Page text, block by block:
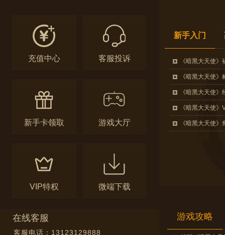
充值中心 客服投诉
新手卡领取 游戏大厅
VIP特权 微端下载
在线客服
客服电话：13123129888
新手入门
《暗黑大天使》
《暗黑大天使》
《暗黑大天使》
《暗黑大天使
《暗黑大天使》
游戏攻略